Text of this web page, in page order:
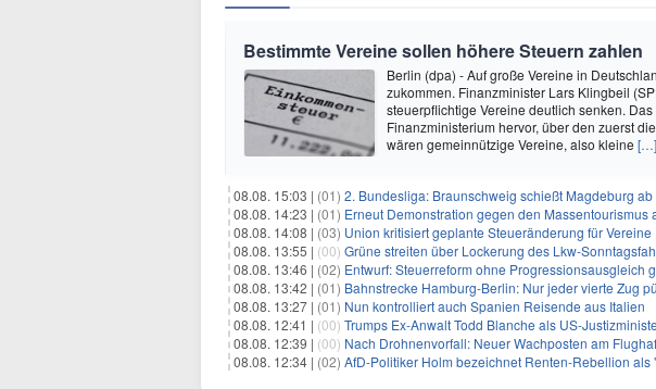
Bestimmte Vereine sollen höhere Steuern zahlen
Berlin (dpa) - Auf große Vereine in
zukommen. Finanzminister Lars Klingbeil
steuerpflichtige Vereine deutlich senken.
Finanzministerium hervor, über den zuerst
wären gemeinnützige Vereine, also kleine […]
08.08. 15:03 | (01) 2. Bundesliga: Braunschweig schießt Magdeburg ab
08.08. 14:23 | (01) Erneut Demonstration gegen den Massentourismus
08.08. 14:08 | (03) Union kritisiert geplante Steueränderung für Vereine
08.08. 13:55 | (00) Grüne streiten über Lockerung des Lkw-
08.08. 13:46 | (02) Entwurf: Steuerreform ohne Progressionsausgleich
08.08. 13:42 | (01) Bahnstrecke Hamburg-Berlin: Nur jeder vierte Zug
08.08. 13:27 | (01) Nun kontrolliert auch Spanien Reisende aus Italien
08.08. 12:41 | (00) Trumps Ex-Anwalt Todd Blanche als US-
08.08. 12:39 | (00) Nach Drohnenvorfall: Neuer Wachposten am
08.08. 12:34 | (02) AfD-Politiker Holm bezeichnet Renten-Rebellion als